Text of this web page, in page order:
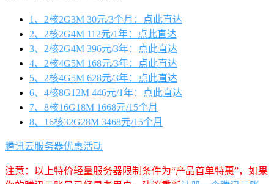
1、2核2G3M 30元/3个月：点此直达
2、2核2G4M 112元/1年：点此直达
3、2核2G4M 396元/3年：点此直达
4、2核4G5M 168元/3年：点此直达
5、2核4G5M 628元/3年：点此直达
6、4核8G12M 446元/1年：点此直达
7、8核16G18M 1668元/15个月
8、16核32G28M 3468元/15个月
腾讯云服务器优惠活动
注意：以上特价轻量服务器限制条件为“产品首单特惠”，如果